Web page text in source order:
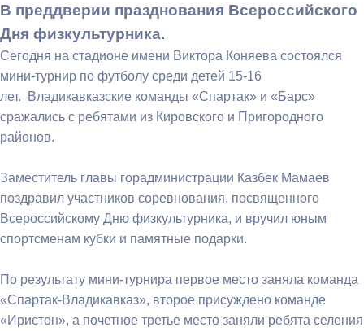
В преддверии празднования Всероссийского
Дня физкультурника.
Сегодня на стадионе имени Виктора Коняева состоялся
мини-турнир по футболу среди детей 15-16
лет. Владикавказские команды «Спартак» и «Барс»
сражались с ребятами из Кировского и Пригородного
районов.
Заместитель главы горадминистрации Казбек Мамаев
поздравил участников соревнования, посвященного
Всероссийскому Дню физкультурника, и вручил юным
спортсменам кубки и памятные подарки.
По результату мини-турнира первое место заняла команда
«Спартак-Владикавказ», второе присуждено команде
«Иристон», а почетное третье место заняли ребята селения